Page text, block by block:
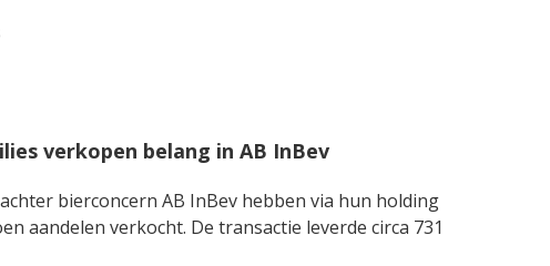
verkopen belang in AB InBev
bierconcern AB InBev hebben via hun holding
aandelen verkocht. De transactie leverde circa 731